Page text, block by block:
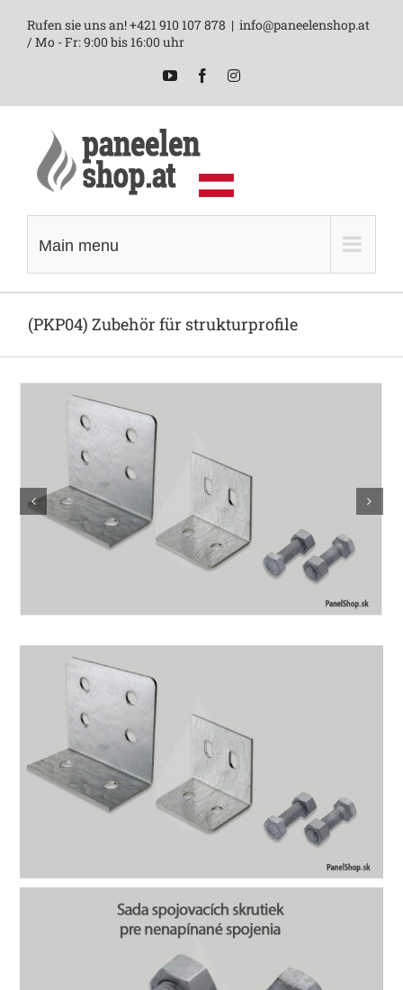
Rufen sie uns an! +421 910 107 878 | info@paneelenshop.at
/ Mo - Fr: 9:00 bis 16:00 uhr
YouTubeFacebookInstagram
Main menu
(PKP04) Zubehör für strukturprofile